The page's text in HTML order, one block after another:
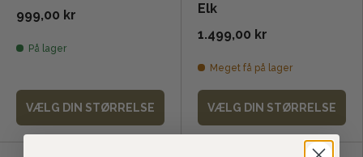
999,00 kr
På lager
VÆLG DIN STØRRELSE
Elk
1.499,00 kr
Meget få på lager
VÆLG DIN STØRRELSE